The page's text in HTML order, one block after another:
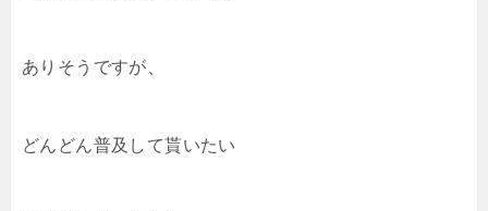
ありそうですが、
どんどん普及して貰いたい